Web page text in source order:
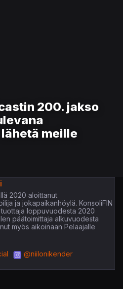
200. jakso
meille
2020 aloittanut
ja jokapaikanhöylä. KonsoliFIN
loppuvuodesta 2020
päätoimittaja alkuvuodesta
myös aikoinaan Pelaajalle
@niilonikender